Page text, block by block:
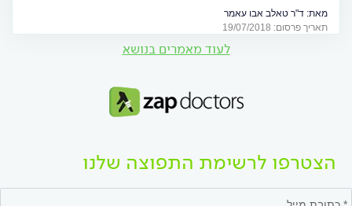
בפנים
מאת: ד"ר טאלב אבו עאמר
תאריך פרסום: 19/07/2018
לעוד מאמרים בנושא
הצטרפו לרשימת התפוצה שלנו